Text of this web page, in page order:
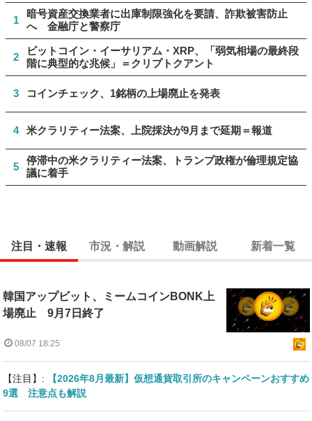
1
暗号資産交換業者に出庫制限強化を要請、詐欺被害防止
へ 金融庁と警察庁
2
ビットコイン・イーサリアム・XRP、「弱気相場の最終段
階に典型的な兆候」＝クリプトクアント
3 コインチェック、1銘柄の上場廃止を発表
4 米クラリティー法案、上院採決が9月まで延期＝報道
5
停滞中の米クラリティー法案、トランプ政権が倫理規定協
議に着手
注目・速報 市況・解説 動画解説 新着一覧
韓国アップビット、ミームコインBONK上
場廃止 9月7日終了
08/07 18:25
【注目】:
【2026年8月最新】仮想通貨取引所のキャンペーンおすすめ
9選 注意点も解説